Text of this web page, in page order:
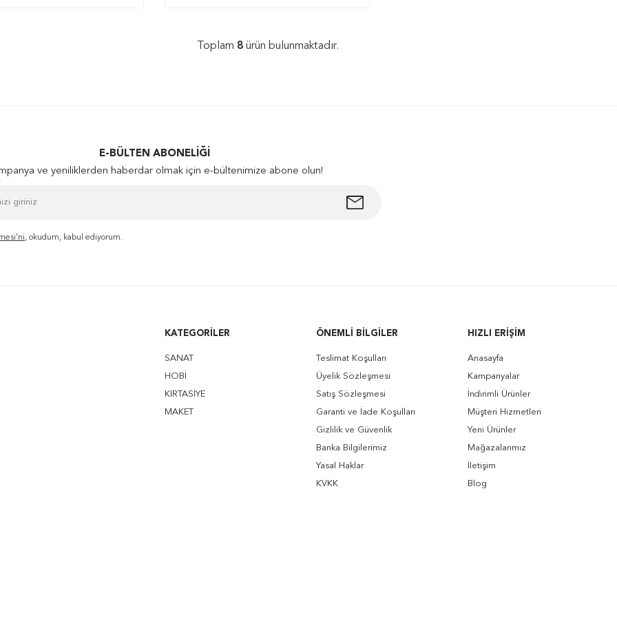
Toplam 8 ürün bulunmaktadır.
E-BÜLTEN ABONELIĞI
ve yeniliklerden haberdar olmak için e-bültenimize abone olun!
, okudum, kabul ediyorum.
KATEGORILER
SANAT
HOBİ
KIRTASİYE
MAKET
ÖNEMLI BILGILER
Teslimat Koşulları
Üyelik Sözleşmesi
Satış Sözleşmesi
Garanti ve İade Koşulları
Gizlilik ve Güvenlik
Banka Bilgilerimiz
Yasal Haklar
KVKK
HIZLI ERIŞIM
Anasayfa
Kampanyalar
İndirimli Ürünler
Müşteri Hizmetleri
Yeni Ürünler
Mağazalarımız
İletişim
Blog